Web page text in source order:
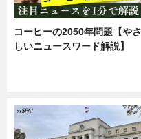
コーヒーの2050年問題【やさ
しいニュースワード解説】